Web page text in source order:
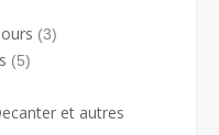
(3)
(5)
et autres